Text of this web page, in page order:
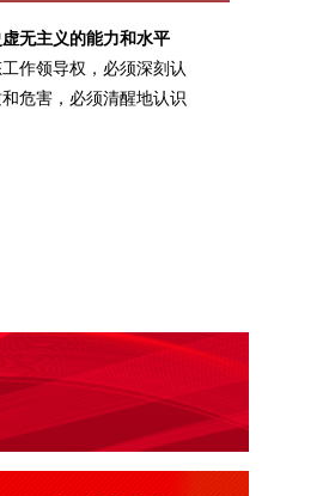
无主义的能力和水平
作领导权，必须深刻认
危害，必须清醒地认识